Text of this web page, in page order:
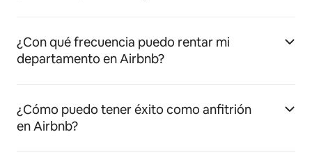
¿Con qué frecuencia puedo rentar mi
departamento en Airbnb?
¿Cómo puedo tener éxito como anfitrión
en Airbnb?